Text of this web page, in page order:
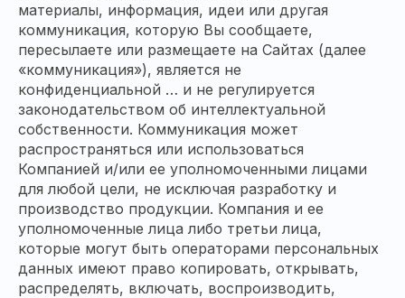
материалы, информация, идеи или другая
коммуникация, которую Вы сообщаете,
пересылаете или размещаете на Сайтах (далее
«коммуникация»), является не
конфиденциальной … и не регулируется
законодательством об интеллектуальной
собственности. Коммуникация может
распространяться или использоваться
Компанией и/или ее уполномоченными лицами
для любой цели, не исключая разработку и
производство продукции. Компания и ее
уполномоченные лица либо третьи лица,
которые могут быть операторами персональных
данных имеют право копировать, открывать,
распределять, включать, воспроизводить,